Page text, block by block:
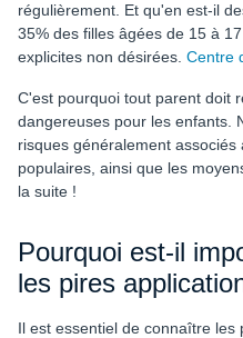
régulièrement. Et qu'en est-il
35% des filles âgées de 15 à
explicites non désirées. Centre
C'est pourquoi tout parent doit
dangereuses pour les enfants.
risques généralement
populaires, ainsi que les
la suite !
Pourquoi est-il
les pires
Il est essentiel de connaître les